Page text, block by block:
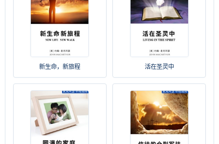
新生命，新旅程 活在圣灵中